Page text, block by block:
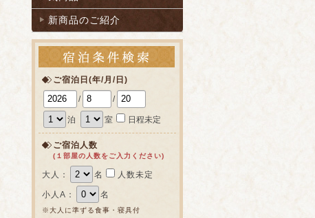
新商品のご紹介
ご宿泊日(年/月/日)
/
/
泊 室 日程未定
ご宿泊人数
(１部屋の人数をご入力ください)
大人： 名 人数未定
小人A： 名
※大人に準ずる食事・寝具付